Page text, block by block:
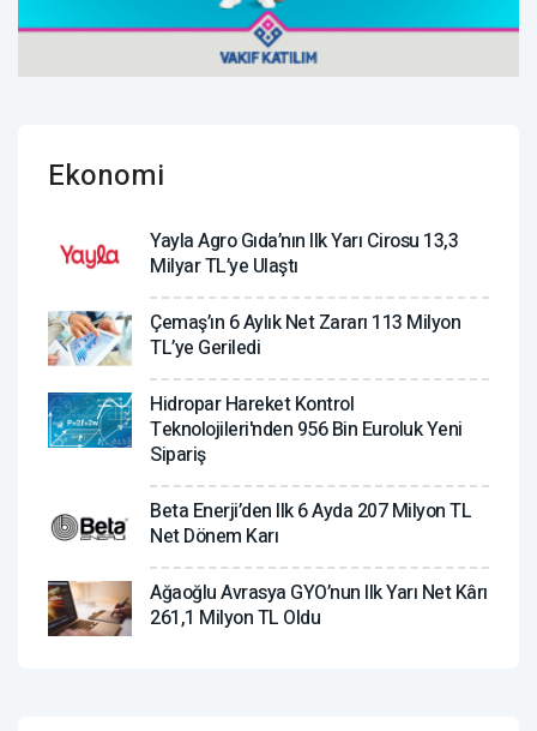
Ekonomi
Yayla Agro Gıda’nın Ilk Yarı Cirosu 13,3
Milyar TL’ye Ulaştı
Çemaş’ın 6 Aylık Net Zararı 113 Milyon
TL’ye Geriledi
Hidropar Hareket Kontrol
Teknolojileri'nden 956 Bin Euroluk Yeni
Sipariş
Beta Enerji’den Ilk 6 Ayda 207 Milyon TL
Net Dönem Karı
Ağaoğlu Avrasya GYO’nun Ilk Yarı Net Kârı
261,1 Milyon TL Oldu